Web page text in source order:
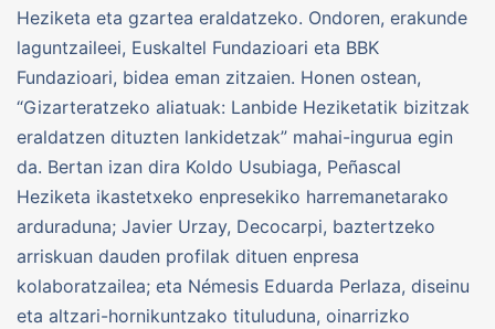
Heziketa eta gzartea eraldatzeko. Ondoren, erakunde
laguntzaileei, Euskaltel Fundazioari eta BBK
Fundazioari, bidea eman zitzaien. Honen ostean,
“Gizarteratzeko aliatuak: Lanbide Heziketatik bizitzak
eraldatzen dituzten lankidetzak” mahai-ingurua egin
da. Bertan izan dira Koldo Usubiaga, Peñascal
Heziketa ikastetxeko enpresekiko harremanetarako
arduraduna; Javier Urzay, Decocarpi, baztertzeko
arriskuan dauden profilak dituen enpresa
kolaboratzailea; eta Némesis Eduarda Perlaza, diseinu
eta altzari-hornikuntzako tituluduna, oinarrizko